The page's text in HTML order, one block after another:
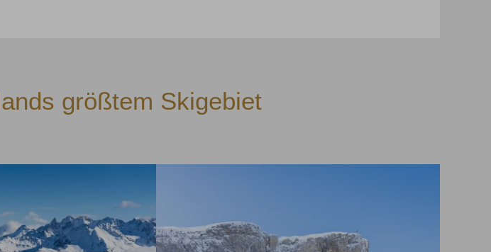
größtem Skigebiet